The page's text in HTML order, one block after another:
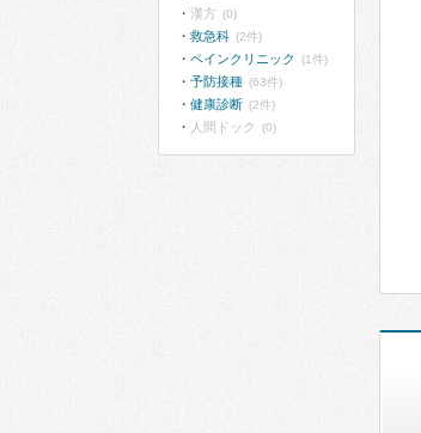
漢方 (0)
救急科 (2件)
ペインクリニック (1件)
予防接種 (63件)
健康診断 (2件)
人間ドック (0)